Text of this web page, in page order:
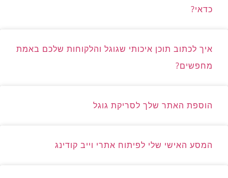
כדאי?
איך לכתוב תוכן איכותי שגוגל והלקוחות שלכם באמת
מחפשים?
הוספת האתר שלך לסריקת גוגל
המסע האישי שלי לפיתוח אתרי וייב קודינג